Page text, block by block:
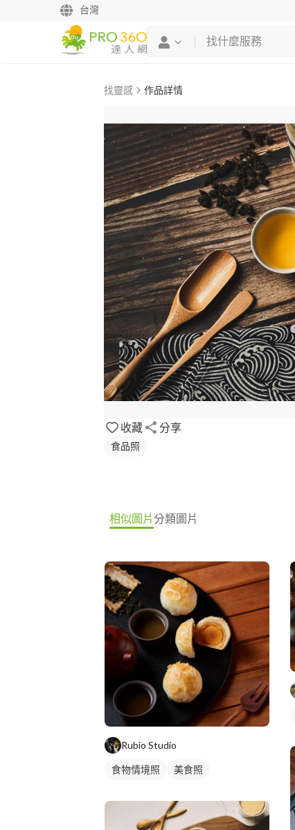
台灣
找靈感 作品詳情
收藏 分享
食品照
相似圖片分類圖片
Rubio Studio
食物情境照 美食照